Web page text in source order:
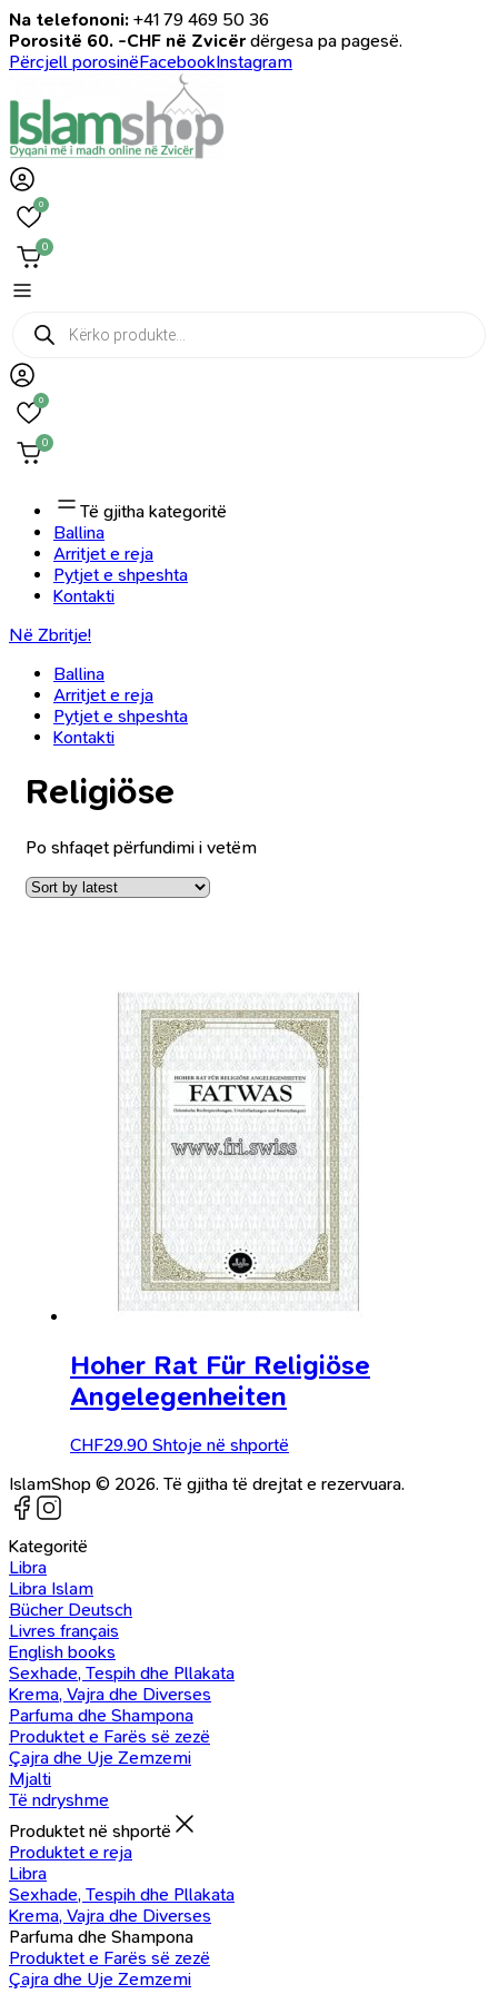
Na telefononi: +41 79 469 50 36
Porositë 60. -CHF në Zvicër dërgesa pa pagesë.
Përcjell porosinëFacebookInstagram
0
0
Products
search
0
0
Të gjitha kategoritë
Ballina
Arritjet e reja
Pytjet e shpeshta
Kontakti
Në Zbritje!
Ballina
Arritjet e reja
Pytjet e shpeshta
Kontakti
Religiöse
Po shfaqet përfundimi i vetëm
Hoher Rat Für Religiöse
Angelegenheiten
CHF29.90 Shtoje në shportë
IslamShop © 2026. Të gjitha të drejtat e rezervuara.
Kategoritë
Libra
Libra Islam
Bücher Deutsch
Livres français
English books
Sexhade, Tespih dhe Pllakata
Krema, Vajra dhe Diverses
Parfuma dhe Shampona
Produktet e Farës së zezë
Çajra dhe Uje Zemzemi
Mjalti
Të ndryshme
Produktet në shportë
Produktet e reja
Libra
Sexhade, Tespih dhe Pllakata
Krema, Vajra dhe Diverses
Parfuma dhe Shampona
Produktet e Farës së zezë
Çajra dhe Uje Zemzemi